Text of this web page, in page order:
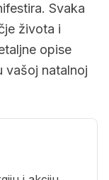
Svaka
života i
opise
vašoj natalnoj